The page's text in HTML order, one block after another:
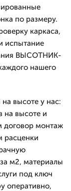
по размеру.
каркаса,
испытание
ВЫСОТНИК-
нашего
высоте у нас:
на высоте и
договор монтаж
расценки
м2, материалы
под ключ
оперативно,